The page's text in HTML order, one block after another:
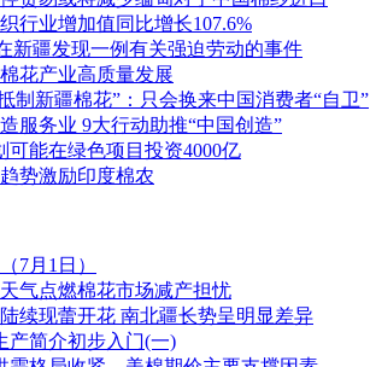
行业增加值同比增长107.6%
新疆发现一例有关强迫劳动的事件
花产业高质量发展
制新疆棉花”：只会换来中国消费者“自卫”
服务业 9大行动助推“中国创造”
可能在绿色项目投资4000亿
势激励印度棉农
7月1日）
气点燃棉花市场减产担忧
续现蕾开花 南北疆长势呈明显差异
产简介初步入门(一)